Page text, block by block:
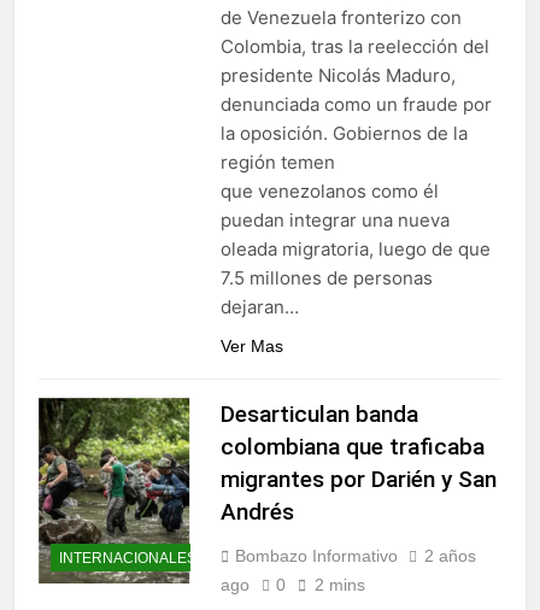
de Venezuela fronterizo con
Colombia, tras la reelección del
presidente Nicolás Maduro,
denunciada como un fraude por
la oposición. Gobiernos de la
región temen
que venezolanos como él
puedan integrar una nueva
oleada migratoria, luego de que
7.5 millones de personas
dejaran…
Ver Mas
INTERNACIONALES
Desarticulan banda
colombiana que traficaba
migrantes por Darién y San
Andrés
Bombazo Informativo
2 años
ago
0 2 mins